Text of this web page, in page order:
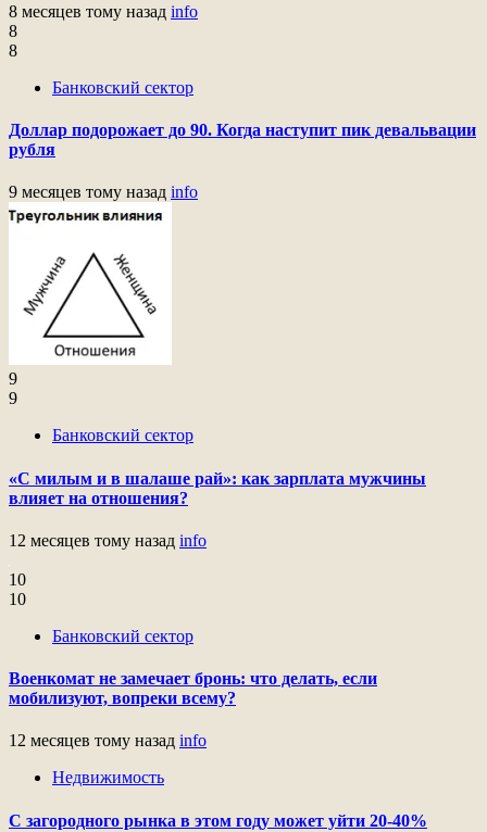
8 месяцев тому назад info
8
8
Банковский сектор
Доллар подорожает до 90. Когда наступит пик девальвации
рубля
9 месяцев тому назад info
9
9
Банковский сектор
«С милым и в шалаше рай»: как зарплата мужчины
влияет на отношения?
12 месяцев тому назад info
10
10
Банковский сектор
Военкомат не замечает бронь: что делать, если
мобилизуют, вопреки всему?
12 месяцев тому назад info
Недвижимость
С загородного рынка в этом году может уйти 20-40%